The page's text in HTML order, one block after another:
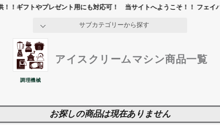
ギフトやプレゼント用にも対応可！ 当サイトへようこそ！！ フェイ
all brands
サブカテゴリーから探す
生地こね機
その他-調理器
調理機械
アイスクリームマシン商品一覧
お探しの商品は現在ありません